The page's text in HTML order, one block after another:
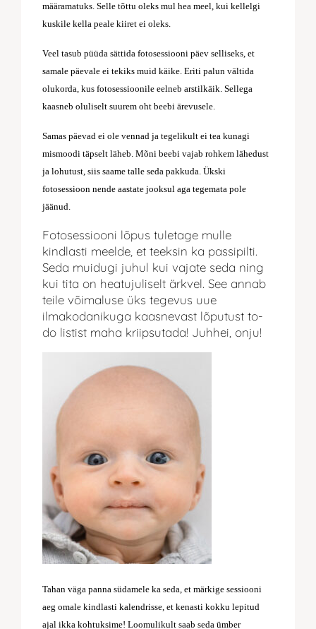
määramatuks. Selle tõttu oleks mul hea meel, kui kellelgi
kuskile kella peale kiiret ei oleks.
Veel tasub püüda sättida fotosessiooni päev selliseks, et
samale päevale ei tekiks muid käike. Eriti palun vältida
olukorda, kus fotosessioonile eelneb arstilkäik. Sellega
kaasneb oluliselt suurem oht beebi ärevusele.
Samas päevad ei ole vennad ja tegelikult ei tea kunagi
mismoodi täpselt läheb. Mõni beebi vajab rohkem lähedust
ja lohutust, siis saame talle seda pakkuda. Ükski
fotosessioon nende aastate jooksul aga tegemata pole
jäänud.
Fotosessiooni lõpus tuletage mulle
kindlasti meelde, et teeksin ka passipilti.
Seda muidugi juhul kui vajate seda ning
kui tita on heatujuliselt ärkvel. See annab
teile võimaluse üks tegevus uue
ilmakodanikuga kaasnevast lõputust to-
do listist maha kriipsutada! Juhhei, onju!
Tahan väga panna südamele ka seda, et märkige sessiooni
aeg omale kindlasti kalendrisse, et kenasti kokku lepitud
ajal ikka kohtuksime! Loomulikult saab seda ümber